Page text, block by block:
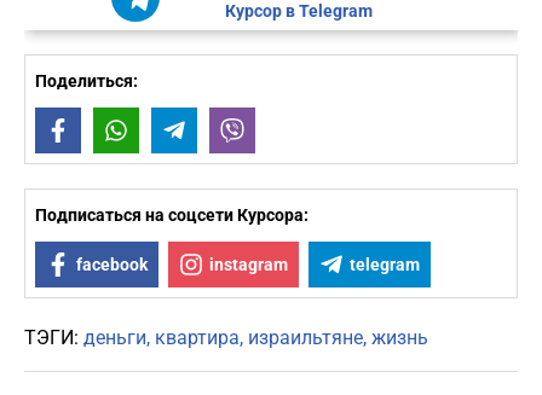
Курсор в Telegram
Поделиться:
FacebookWhatsAppTelegram
Подписаться на соцсети Курсора:
facebook instagram telegram
ТЭГИ: деньги квартира израильтяне жизнь